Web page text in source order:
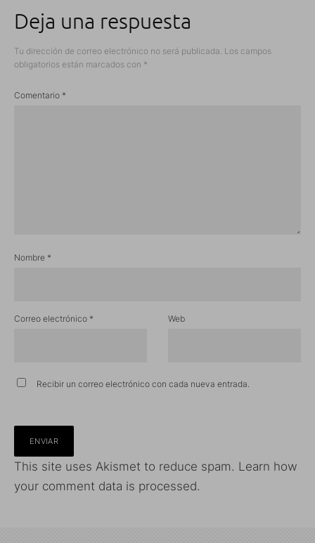
Deja una respuesta
Tu dirección de correo electrónico no será publicada. Los campos
obligatorios están marcados con *
Comentario *
Nombre *
Correo electrónico * Web
Recibir un correo electrónico con cada nueva entrada.
This site uses Akismet to reduce spam. Learn how
your comment data is processed.